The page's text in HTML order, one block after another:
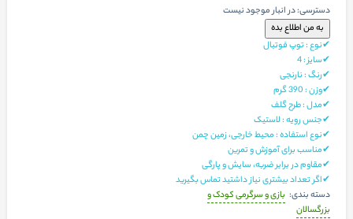
دسترسی:در انبار موجود نیست
✔نوع : توپ فوتبال
✔سایز:
4
✔رنگ : نارنجی
✔وزن:390 گرم
✔مدل : طرح گلف
✔جنس رویه : لاستیک
✔نوع استفاده :محیط خارجی، زمین چمن
✔مناسب برای آموزش و تمرین
✔مقاوم در برابر ضربه، سایش و پارگی
✔اگر تعداد بیشتری نیاز داشتید تماس بگیرید
دسته بندی: بازی و سرگرمی کودک و
بزرگسالان